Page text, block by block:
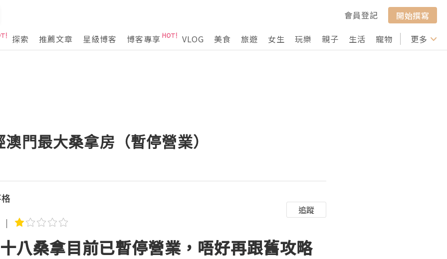
會員登記
開始撰寫
探索
推薦文章 星級博客 博客專享 VLOG 美食 旅遊 女生 玩樂 親子 生活 寵物 行山 打卡
更多
門最大桑拿房（暫停營業）
追蹤
八桑拿目前已暫停營業，唔好再跟舊攻略